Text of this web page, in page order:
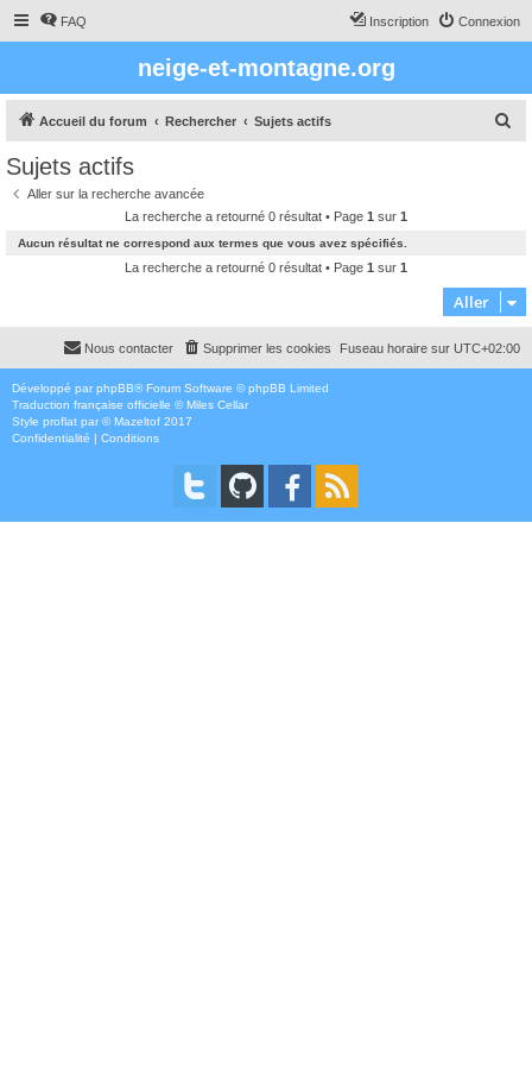
FAQ Connexion
Inscription
neige-et-montagne.org
Accueil du forum Rechercher Sujets actifs
c
h
e
Sujets actifs
Aller sur la recherche avancée
La recherche a retourné 0 résultat • Page 1 sur 1
Aucun résultat ne correspond aux termes que vous avez spécifiés.
La recherche a retourné 0 résultat • Page 1 sur 1
Aller
Fuseau horaire sur UTC+02:00
Supprimer les cookies
Nous contacter
Développé par phpBB® Forum Software © phpBB Limited
Traduction française officielle ©Miles Cellar
Style proflat par ©Mazeltof 2017
Confidentialité | Conditions